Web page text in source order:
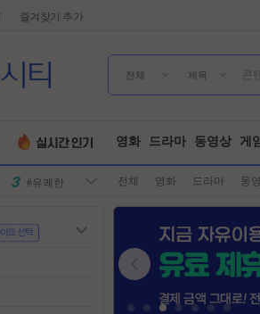
즐겨찾기 추가
전체 제목
영화 드라마 동영상 게
러스
#유쾌한
로
#외계인
전체 영화 드라마 동